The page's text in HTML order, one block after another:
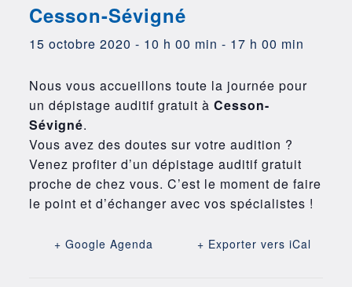
Cesson-Sévigné
15 octobre 2020 - 10 h 00 min - 17 h 00 min
Nous vous accueillons toute la journée pour
un dépistage auditif gratuit à Cesson-
Sévigné.
Vous avez des doutes sur votre audition ?
Venez profiter d’un dépistage auditif gratuit
proche de chez vous. C’est le moment de faire
le point et d’échanger avec vos spécialistes !
+ Google Agenda + Exporter vers iCal